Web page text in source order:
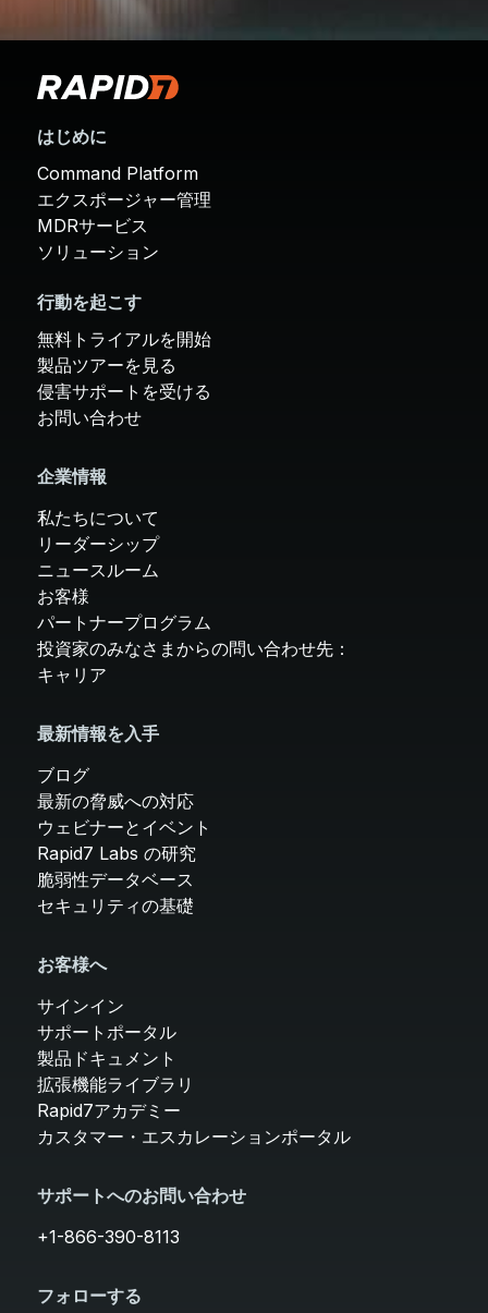
はじめに
Command Platform
エクスポージャー管理
MDRサービス
ソリューション
行動を起こす
無料トライアルを開始
製品ツアーを見る
侵害サポートを受ける
お問い合わせ
企業情報
私たちについて
リーダーシップ
ニュースルーム
お客様
パートナープログラム
投資家のみなさまからの問い合わせ先：
キャリア
最新情報を入手
ブログ
最新の脅威への対応
ウェビナーとイベント
Rapid7 Labs の研究
脆弱性データベース
セキュリティの基礎
お客様へ
サインイン
サポートポータル
製品ドキュメント
拡張機能ライブラリ
Rapid7アカデミー
カスタマー・エスカレーションポータル
サポートへのお問い合わせ
+1-866-390-8113
フォローする